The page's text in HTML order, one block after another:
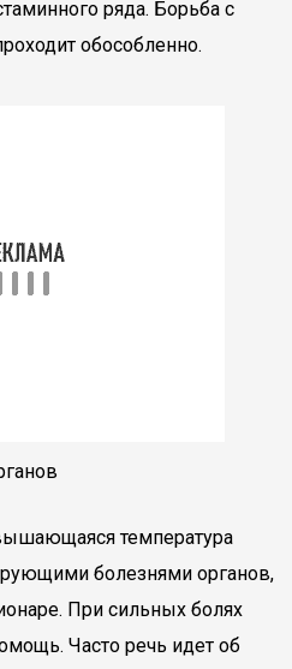
ряда. Борьба с
обособленно.
температура
болезнями органов,
При сильных болях
Часто речь идет об